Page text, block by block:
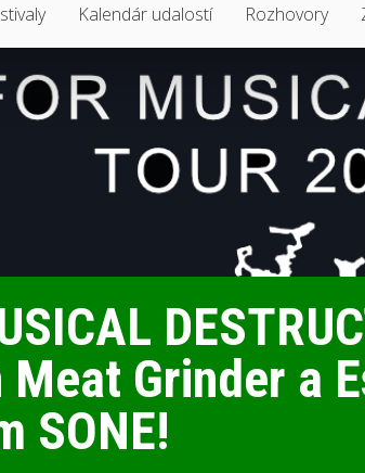
Kalendár udalostí Rozhovory
Grinder a
SONE!